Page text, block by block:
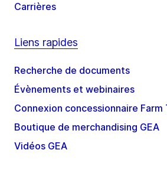
Carrières
Liens rapides
Recherche de documents
Évènements et webinaires
Connexion concessionnaire
Boutique de merchandising GEA
Vidéos GEA